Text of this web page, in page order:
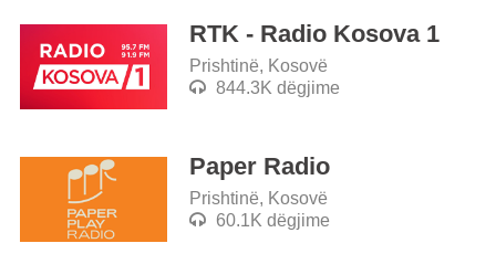
RTK - Radio Kosova 1
Prishtinë, Kosovë
844.3K dëgjime
Paper Radio
Prishtinë, Kosovë
60.1K dëgjime